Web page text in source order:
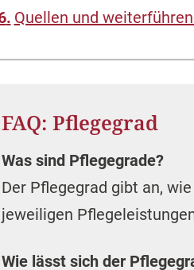
Quellen und
FAQ: Pflegegrad
Was sind Pflegegrade?
Der Pflegegrad gibt an,
jeweiligen
Wie lässt sich der